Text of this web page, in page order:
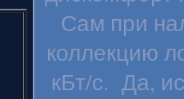
Сам при
коллекцию
кБт/с. Да,